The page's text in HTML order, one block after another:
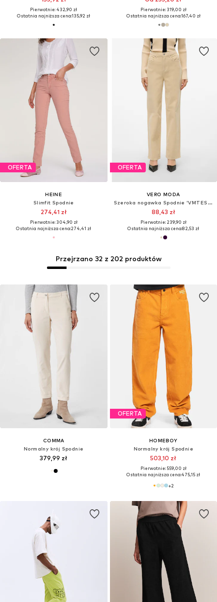
Pierwotnie: 432,90 zł
Ostatnia najniższa cena:135,92 zł
Pierwotnie: 319,00 zł
Ostatnia najniższa cena:167,40 zł
OFERTA
HEINE
Slimfit Spodnie
274,41 zł
Pierwotnie: 304,90 zł
Ostatnia najniższa cena:274,41 zł
OFERTA
VERO MODA
Szeroka nogawka Spodnie 'VMTESSA'
88,43 zł
Pierwotnie: 239,90 zł
Ostatnia najniższa cena:82,53 zł
Przejrzano 32 z 202 produktów
COMMA
Normalny krój Spodnie
379,99 zł
OFERTA
HOMEBOY
Normalny krój Spodnie
503,10 zł
Pierwotnie: 559,00 zł
Ostatnia najniższa cena:475,15 zł
+2